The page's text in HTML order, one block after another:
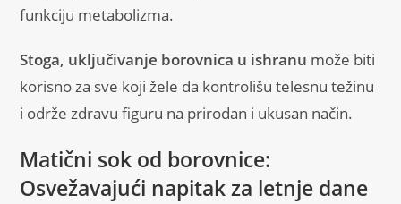
funkciju metabolizma.
Stoga, uključivanje borovnica u ishranu može biti
korisno za sve koji žele da kontrolišu telesnu težinu
i održe zdravu figuru na prirodan i ukusan način.
Matični sok od borovnice:
Osvežavajući napitak za letnje dane